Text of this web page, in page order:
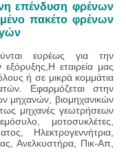
επένδυση φρένων
πακέτο φρένων
ευρέως για την
Η εταιρεία μας
ή σε μικρά κομμάτια
Εφαρμόζεται στην
μηχανών, βιομηχανικών
μηχανές γεωτρήσεων
μοτοσυκλέτες,
Ηλεκτρογεννήτρια,
Ανελκυστήρα, Πικ-Απ,